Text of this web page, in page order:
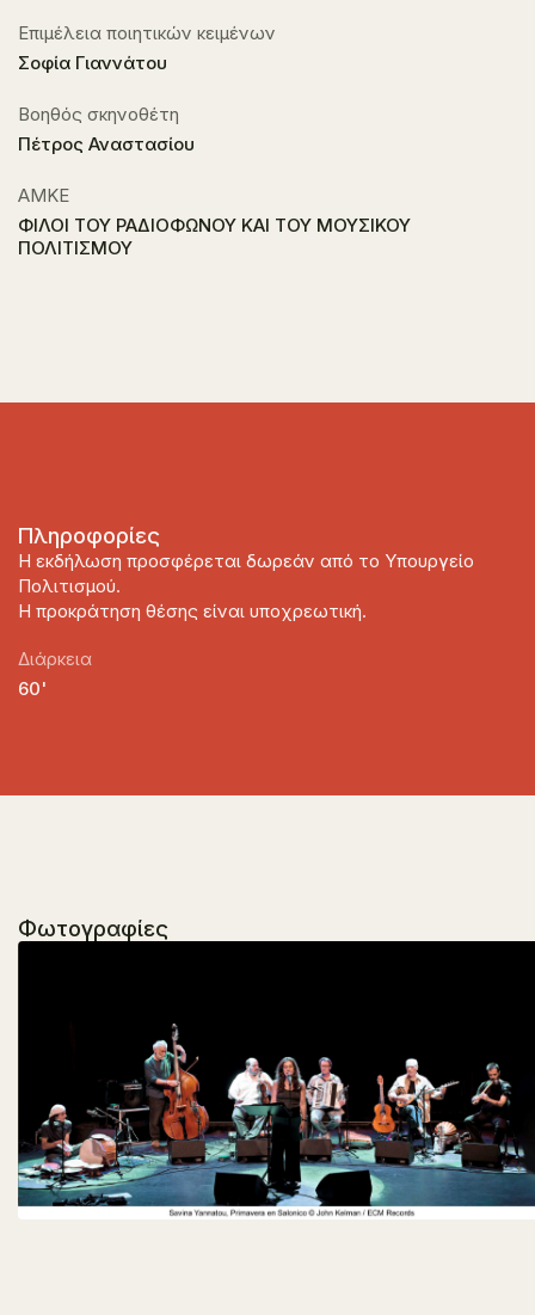
Επιμέλεια ποιητικών κειμένων
Σοφία Γιαννάτου
Βοηθός σκηνοθέτη
Πέτρος Αναστασίου
ΑΜΚΕ
ΦΙΛΟΙ ΤΟΥ ΡΑΔΙΟΦΩΝΟΥ ΚΑΙ ΤΟΥ ΜΟΥΣΙΚΟΥ
ΠΟΛΙΤΙΣΜΟΥ
Πληροφορίες
Η εκδήλωση προσφέρεται δωρεάν από το Υπουργείο
Πολιτισμού.
Η προκράτηση θέσης είναι υποχρεωτική.
Διάρκεια
60'
Φωτογραφίες